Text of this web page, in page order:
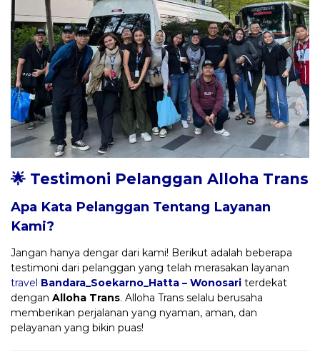
🌟 Testimoni Pelanggan Alloha Trans
Apa Kata Pelanggan Tentang Layanan
Kami?
Jangan hanya dengar dari kami! Berikut adalah beberapa
testimoni dari pelanggan yang telah merasakan layanan
travel Bandara_Soekarno_Hatta – Wonosari terdekat
dengan Alloha Trans. Alloha Trans selalu berusaha
memberikan perjalanan yang nyaman, aman, dan
pelayanan yang bikin puas!